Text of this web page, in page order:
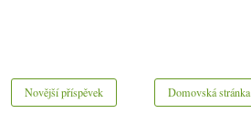
Novější příspěvek Domovská stránka